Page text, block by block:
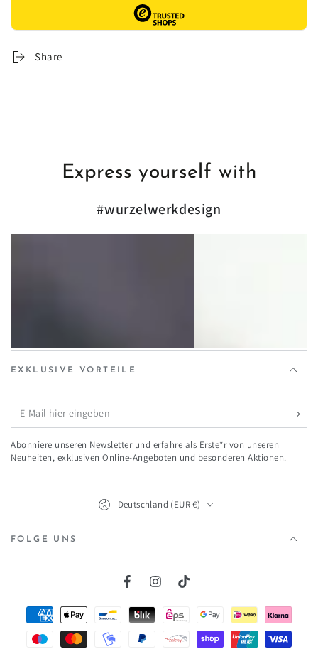
Share
Express yourself with
#wurzelwerkdesign
EXKLUSIVE VORTEILE
E-
Mail
hier
Abonniere unseren Newsletter und erfahre als Erste*r von unseren
Neuheiten, exklusiven Online-Angeboten und besonderen Aktionen.
Land/Region
Deutschland (EUR €)
FOLGE UNS
FacebookInstagramTikTok
Zahlungsmöglichkeiten